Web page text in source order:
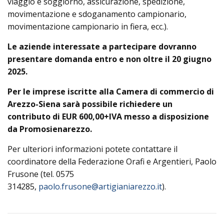
movimentazione e sdoganamento campionario,
movimentazione campionario in fiera, ecc.).
Le aziende interessate a partecipare dovranno
presentare domanda entro e non oltre il 20 giugno
2025.
Per le imprese iscritte alla Camera di commercio di
Arezzo-Siena sarà possibile richiedere un
contributo di EUR 600,00+IVA messo a disposizione
da Promosienarezzo.
Per ulteriori informazioni potete contattare il
coordinatore della Federazione Orafi e Argentieri, Paolo
Frusone (tel. 0575
314285, paolo.frusone@artigianiarezzo.it).